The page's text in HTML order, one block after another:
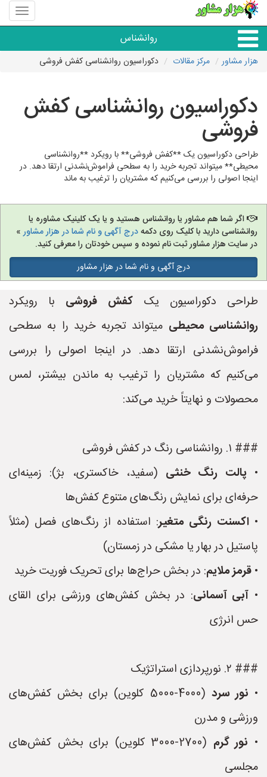
منوی
سایت
مشاور
روانشناس
گروه روانشناسی
هزار مشاور مرکز مقالات دکوراسیون روانشناسی کفش فروشی
دکوراسیون روانشناسی کفش
فروشی
طراحی دکوراسیون یک **کفش فروشی** با رویکرد **روانشناسی
محیطی** میتواند تجربه خرید را به سطحی فراموش‌نشدنی ارتقا دهد. در
اینجا اصولی را بررسی می‌کنیم که مشتریان را ترغیب به ماند
اگر شما هم مشاور یا روانشناس هستید و یا یک کلینیک مشاوره یا
روانشناسی دارید با کلیک روی دکمهدرج آگهی و نام شما در هزار مشاور»
در سایت هزار مشاور ثبت نام نموده و سپس خودتان را معرفی کنید.
درج آگهی و نام شما در هزار مشاور
طراحی دکوراسیون یککفش فروشی با رویکرد
روانشناسی محیطی میتواند تجربه خرید را به سطحی
فراموش‌نشدنی ارتقا دهد. در اینجا اصولی را بررسی
می‌کنیم که مشتریان را ترغیب به ماندن بیشتر، لمس
محصولات و نهایتاً خرید می‌کند:
### ۱. روانشناسی رنگ در کفش فروشی
•پالت رنگ خنثی (سفید، خاکستری، بژ): زمینه‌ای
حرفه‌ای برای نمایش رنگ‌های متنوع کفش‌ها
•اکسنت رنگی متغیر: استفاده از رنگ‌های فصل (مثلاً
پاستیل در بهار یا مشکی در زمستان)
• قرمز ملایم: در بخش حراج‌ها برای تحریک فوریت خرید
• آبی آسمانی: در بخش کفش‌های ورزشی برای القای
حس انرژی
### ۲. نورپردازی استراتژیک
• نور سرد
(4000-5000 کلوین) برای بخش کفش‌های
ورزشی و مدرن
• نور گرم
(2700-3000 کلوین) برای بخش کفش‌های
مجلسی